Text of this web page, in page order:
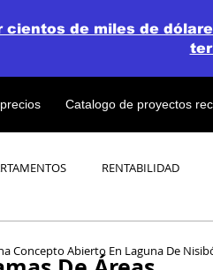
Catalogo de proyectos
de miles de
RENTABILIDAD
Concepto Abierto En Laguna De